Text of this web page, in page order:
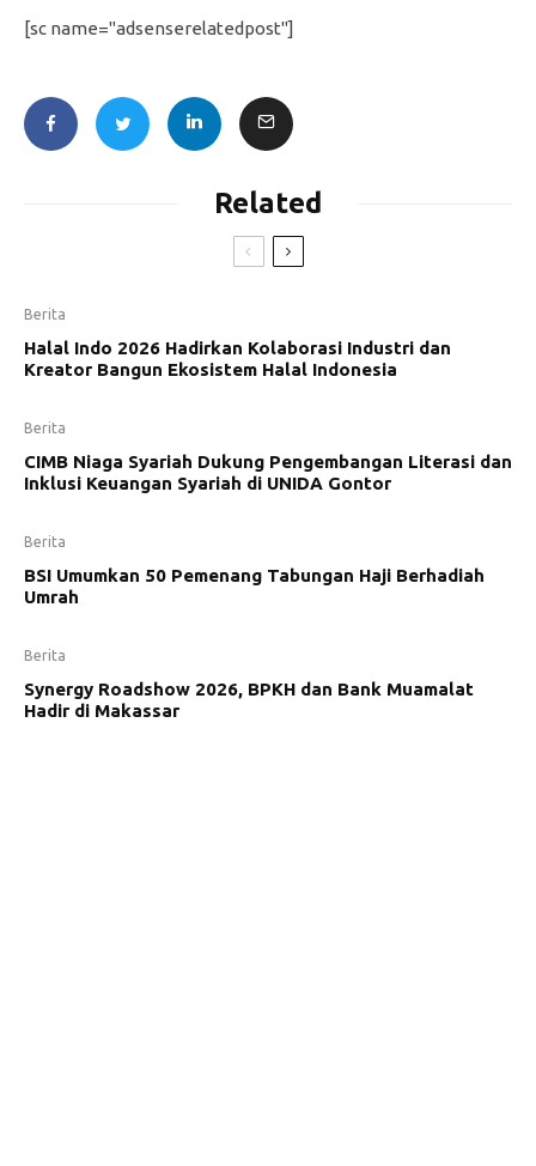
[sc name="adsenserelatedpost"]
Related
Berita
Halal Indo 2026 Hadirkan Kolaborasi Industri dan
Kreator Bangun Ekosistem Halal Indonesia
Berita
CIMB Niaga Syariah Dukung Pengembangan Literasi dan
Inklusi Keuangan Syariah di UNIDA Gontor
Berita
BSI Umumkan 50 Pemenang Tabungan Haji Berhadiah
Umrah
Berita
Synergy Roadshow 2026, BPKH dan Bank Muamalat
Hadir di Makassar